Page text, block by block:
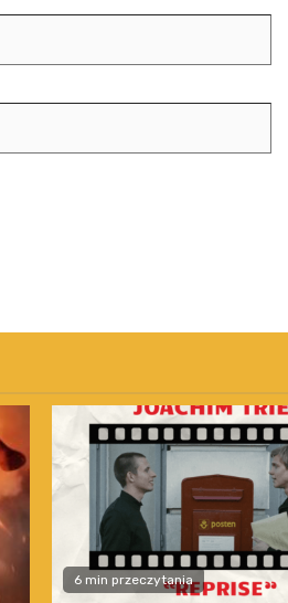
6 min przeczytania